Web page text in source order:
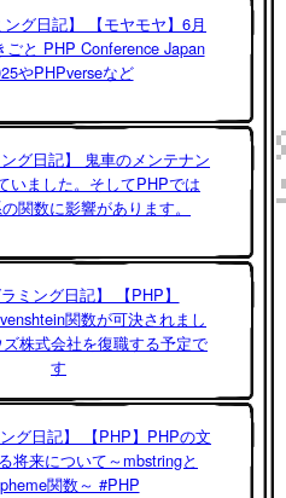
ング日記】 【モヤモヤ】6月
ごと PHP Conference Japan
やPHPverseなど
グ日記】 鬼車のメンテナン
いました。そしてPHPでは
関数に影響があります。
ラミング日記】 【PHP】
関数が可決されまし
株式会社を復職する予定で
す
ング日記】 【PHP】PHPの文
将来について～mbstringと
関数～ #PHP